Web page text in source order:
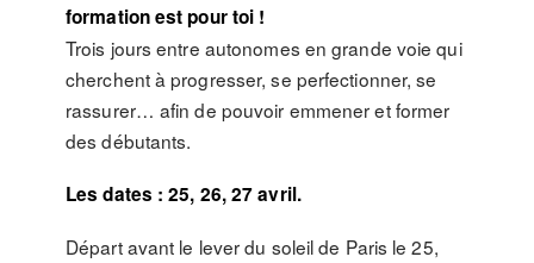
formation est pour toi !
Trois jours entre autonomes en grande voie qui
cherchent à progresser, se perfectionner, se
rassurer… afin de pouvoir emmener et former
des débutants.
Les dates : 25, 26, 27 avril.
Départ avant le lever du soleil de Paris le 25,